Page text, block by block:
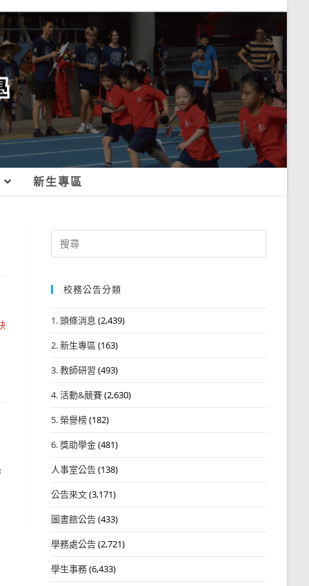
新生專區
Search
for:
校務公告分類
1. 頭條消息 (2,439)
2. 新生專區 (163)
3. 教師研習 (493)
4. 活動&競賽(2,630)
5. 榮譽榜(182)
6. 獎助學金(481)
人事室公告(138)
公告來文(3,171)
圖書館公告(433)
學務處公告(2,721)
學生事務(6,433)